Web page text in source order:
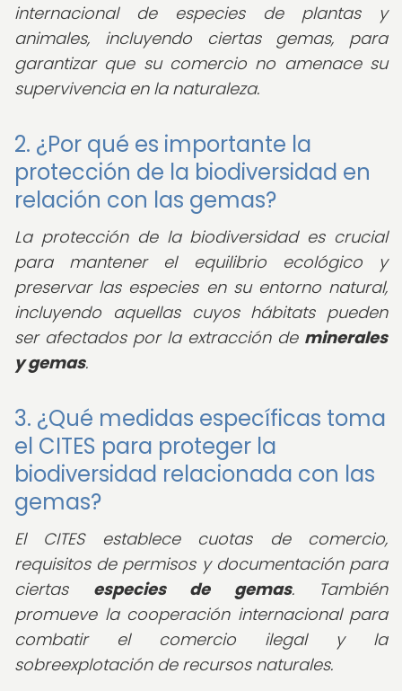
internacional de especies de plantas y
animales, incluyendo ciertas gemas, para
garantizar que su comercio no amenace su
supervivencia en la naturaleza.
2. ¿Por qué es importante la
protección de la biodiversidad en
relación con las gemas?
La protección de la biodiversidad es crucial
para mantener el equilibrio ecológico y
preservar las especies en su entorno natural,
incluyendo aquellas cuyos hábitats pueden
ser afectados por la extracción de minerales
y gemas.
3. ¿Qué medidas específicas toma
el CITES para proteger la
biodiversidad relacionada con las
gemas?
El CITES establece cuotas de comercio,
requisitos de permisos y documentación para
ciertas especies de gemas. También
promueve la cooperación internacional para
combatir el comercio ilegal y la
sobreexplotación de recursos naturales.